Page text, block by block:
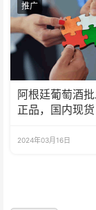
推广
阿根廷葡萄酒
正品，国内现货
2024年03月16日